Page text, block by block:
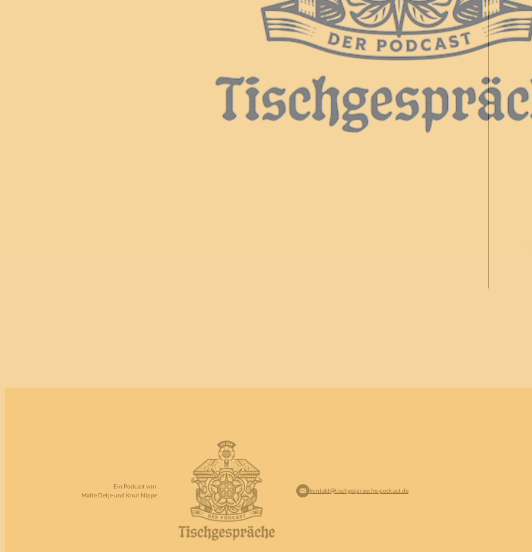
Ein Podcast von
Malte Detje und Knut Nippe
kontakt@tischgespraeche-podcast.de